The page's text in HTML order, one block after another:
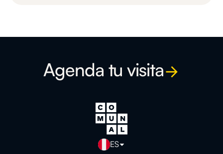
Agenda tu visita
ES